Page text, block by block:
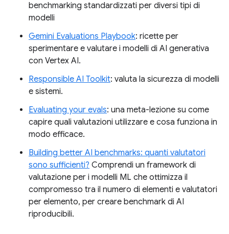
benchmarking standardizzati per diversi tipi di
modelli
Gemini Evaluations Playbook: ricette per
sperimentare e valutare i modelli di AI generativa
con Vertex AI.
Responsible AI Toolkit: valuta la sicurezza di modelli
e sistemi.
Evaluating your evals: una meta-lezione su come
capire quali valutazioni utilizzare e cosa funziona in
modo efficace.
Building better AI benchmarks: quanti valutatori
sono sufficienti? Comprendi un framework di
valutazione per i modelli ML che ottimizza il
compromesso tra il numero di elementi e valutatori
per elemento, per creare benchmark di AI
riproducibili.